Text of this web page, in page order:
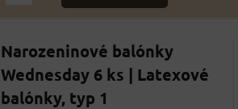
Narozeninové balónky
Wednesday 6 ks | Latexové
balónky, typ 1